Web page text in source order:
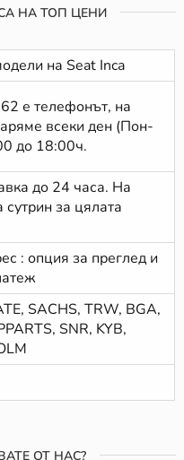
НА ТОП ЦЕНИ
на Seat Inca
е телефонът, на
всеки ден (Пон-
до 18:00ч.
до 24 часа. На
за цялата
: опция за преглед и
SACHS, TRW, BGA,
SNR, KYB,
ОТ НАС?